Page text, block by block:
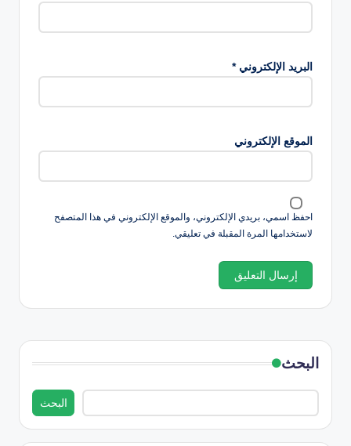
البريد الإلكتروني*
الموقع الإلكتروني
احفظ اسمي، بريدي الإلكتروني، والموقع الإلكتروني في هذا المتصفح
لاستخدامها المرة المقبلة في تعليقي.
البحث
البحث